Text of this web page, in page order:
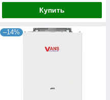
Купить
–14%